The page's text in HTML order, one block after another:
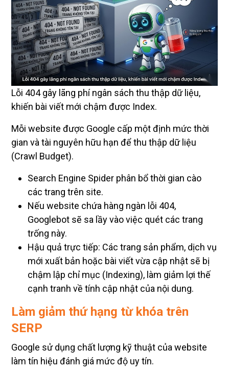
Lỗi 404 gây lãng phí ngân sách thu thập dữ liệu,
khiến bài viết mới chậm được Index.
gian và tài nguyên hữu hạn để thu thập dữ liệu
(Crawl Budget).
các trang trên site.
Nếu website chứa hàng ngàn lỗi 404,
Googlebot sẽ sa lầy vào việc quét các trang
trống này.
Hậu quả trực tiếp: Các trang sản phẩm, dịch vụ
mới xuất bản hoặc bài viết vừa cập nhật sẽ bị
chậm lập chỉ mục (Indexing), làm giảm lợi thế
cạnh tranh về tính cập nhật của nội dung.
SERP
Google sử dụng chất lượng kỹ thuật của website
làm tín hiệu đánh giá mức độ uy tín.